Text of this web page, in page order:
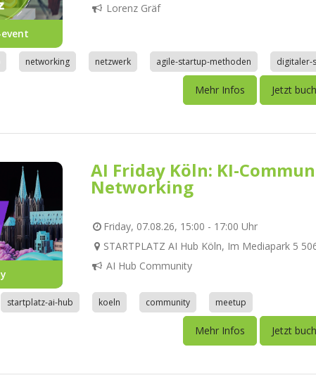
Lorenz Gräf
networking netzwerk agile-startup-methoden digitaler-
Mehr Infos Jetzt
AI Friday Köln: KI-
Networking
Friday, 07.08.26, 15:00 - 17:00 Uhr
STARTPLATZ AI Hub Köln, Im Mediapark 5
AI Hub Community
startplatz-ai-hub koeln community meetup
Mehr Infos Jetzt